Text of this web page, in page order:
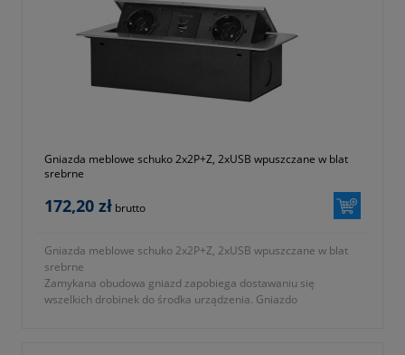
Gniazda meblowe schuko 2x2P+Z, 2xUSB wpuszczane w blat
srebrne
172,20 zł brutto
Gniazda meblowe schuko 2x2P+Z, 2xUSB wpuszczane w blat
srebrne
Zamykana obudowa gniazd zapobiega dostawaniu się
wszelkich drobinek do środka urządzenia. Gniazdo